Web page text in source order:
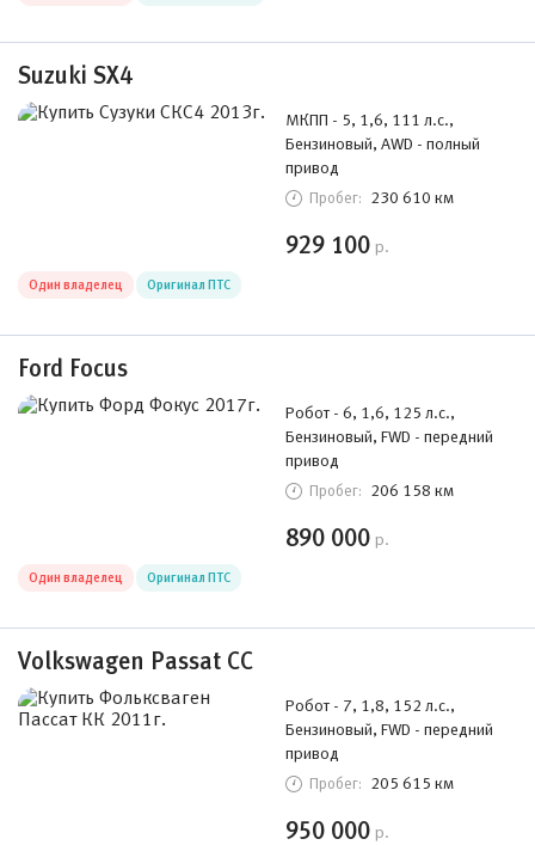
Suzuki SX4
МКПП - 5, 1,6, 111 л.с.,
Бензиновый, AWD - полный
привод
Пробег: 230 610 км
929 100 р.
Один владелец Оригинал ПТС
Ford Focus
Робот - 6, 1,6, 125 л.с.,
Бензиновый, FWD - передний
привод
Пробег: 206 158 км
890 000 р.
Один владелец Оригинал ПТС
Volkswagen Passat CC
Робот - 7, 1,8, 152 л.с.,
Бензиновый, FWD - передний
привод
Пробег: 205 615 км
950 000 р.